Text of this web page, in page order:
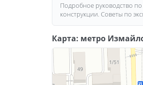
Подробное руководство
конструкции. Советы по
Карта: метро